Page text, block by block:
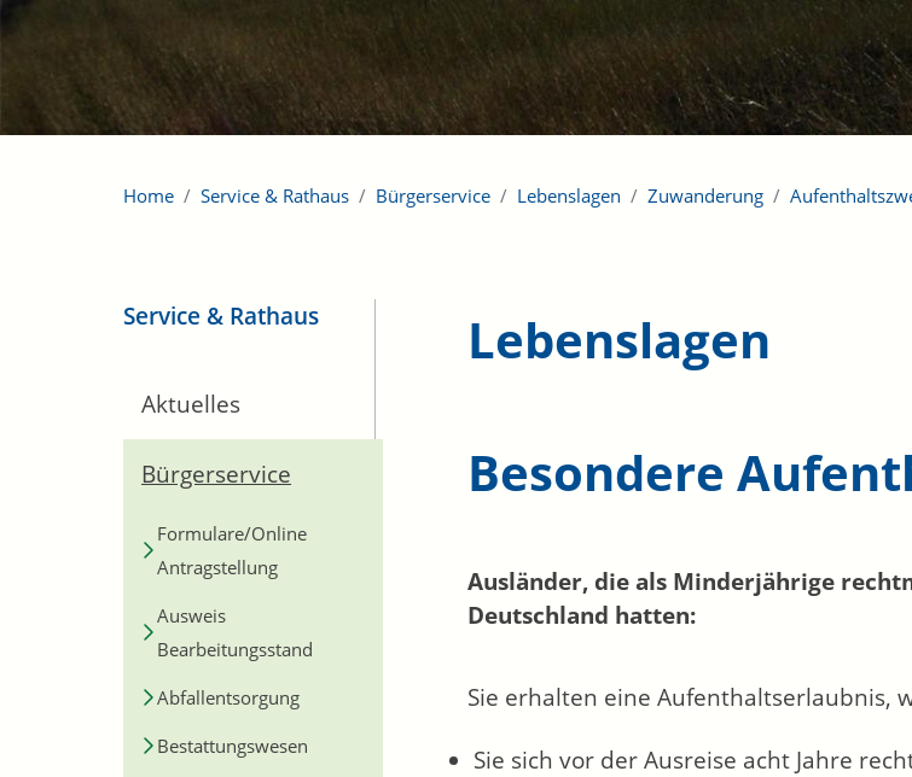
Home Service & Rathaus Bürgerservice Lebenslagen Zuwanderung
Service & Rathaus
Aktuelles
Bürgerservice
Formulare/Online
Antragstellung
Ausweis
Bearbeitungsstand
Abfallentsorgung
Bestattungswesen
Lebenslagen
Besondere
Ausländer, die als Minderjährige
Deutschland hatten:
Sie erhalten eine Aufenthaltserlaubnis,
Sie sich vor der Ausreise acht Jahre